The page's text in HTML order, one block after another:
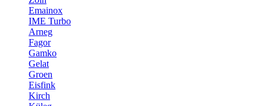
Emainox
IME Turbo
Arneg
Fagor
Gamko
Gelat
Groen
Eisfink
Kirch